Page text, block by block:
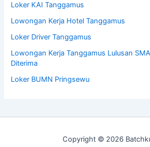
Loker KAI Tanggamus
Lowongan Kerja Hotel Tanggamus
Loker Driver Tanggamus
Lowongan Kerja Tanggamus Lulusan
Diterima
Loker BUMN Pringsewu
Copyright © 2026